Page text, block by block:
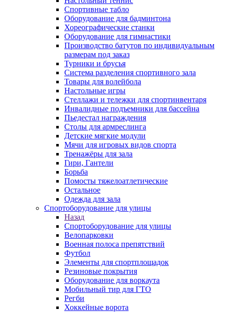
Спортивные табло
Оборудование для бадминтона
Хореографические станки
Оборудование для гимнастики
Производство батутов по индивидуальным
размерам под заказ
Турники и брусья
Система разделения спортивного зала
Товары для волейбола
Настольные игры
Стеллажи и тележки для спортинвентаря
Инвалидные подъемники для бассейна
Пьедестал награждения
Столы для армреслинга
Детские мягкие модули
Мячи для игровых видов спорта
Тренажёры для зала
Гири, Гантели
Борьба
Помосты тяжелоатлетические
Остальное
Одежда для зала
Спортоборудование для улицы
Назад
Спортоборудование для улицы
Велопарковки
Военная полоса препятствий
Футбол
Элементы для спортплощадок
Резиновые покрытия
Оборудование для воркаута
Мобильный тир для ГТО
Регби
Хоккейные ворота